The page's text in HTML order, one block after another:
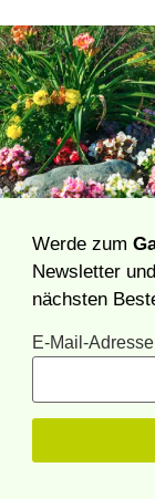
Werde zum
Newsletter
nächsten
E-Mail-Adresse